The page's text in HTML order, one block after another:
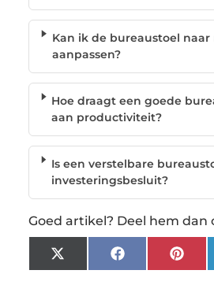
Kan ik de bureaustoel
aanpassen?
Hoe draagt een goede
aan productiviteit?
Is een verstelbare
investeringsbesluit?
Goed artikel? Deel hem dan
X
(Twitter)
Facebook